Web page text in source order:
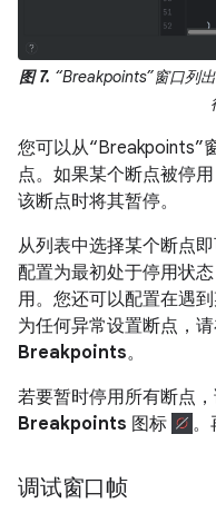
图 7. “Breakpoints”窗口列
您可以从“Breakpoints”
点。如果某个断点被停
该断点时将其暂停。
从列表中选择某个断点
配置为最初处于停用状
用。您还可以配置在遇
为任何异常设置断点，
Breakpoints。
若要暂时停用所有断点
Breakpoints 图标 。
调试窗口帧